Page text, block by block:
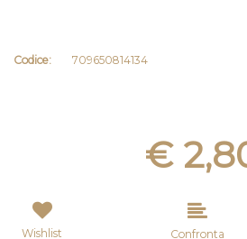
Codice: 709650814134
€
Wishlist Confronta